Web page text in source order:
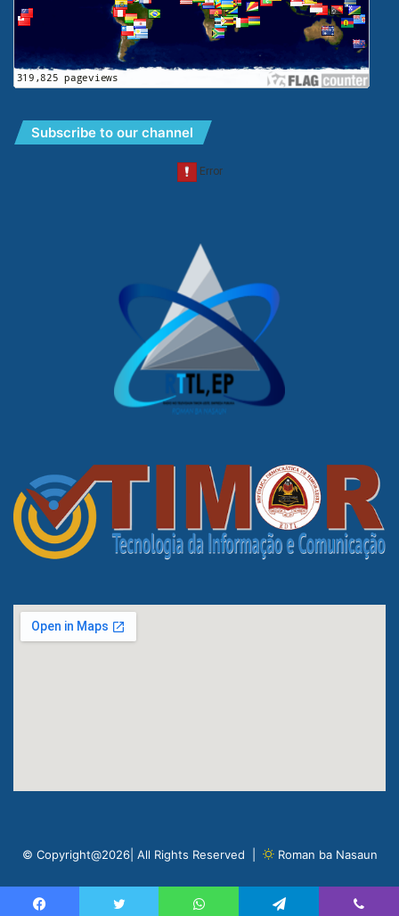
Subscribe to our channel
© Copyright@2026| All Rights Reserved | Roman ba Nasaun